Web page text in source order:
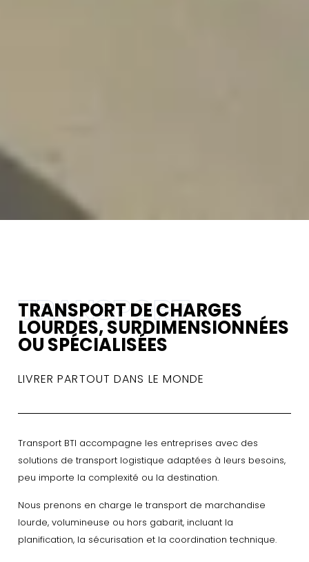
TRANSPORT
TRANSPORT DE CHARGES
LOURDES, SURDIMENSIONNÉES
OU SPÉCIALISÉES
LIVRER PARTOUT DANS LE MONDE
Transport BTI accompagne les entreprises avec des
solutions de transport logistique adaptées à leurs besoins,
peu importe la complexité ou la destination.
Nous prenons en charge le transport de marchandise
lourde, volumineuse ou hors gabarit, incluant la
planification, la sécurisation et la coordination technique.​